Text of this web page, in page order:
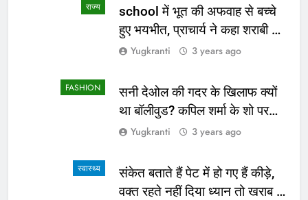
राज्य
school में भूत की अफवाह से बच्चे
हुए भयभीत, प्राचार्य ने कहा शराबी ने
उड़ाई अफवाह
Yugkranti 3 years ago
FASHION
सनी देओल की गदर के खिलाफ क्यों
था बॉलीवुड? कपिल शर्मा के शो पर
सामने आई सच्चाई
Yugkranti 3 years ago
स्वास्थ्य
संकेत बताते हैं पेट में हो गए हैं कीड़े,
वक्त रहते नहीं दिया ध्यान तो खराब हो